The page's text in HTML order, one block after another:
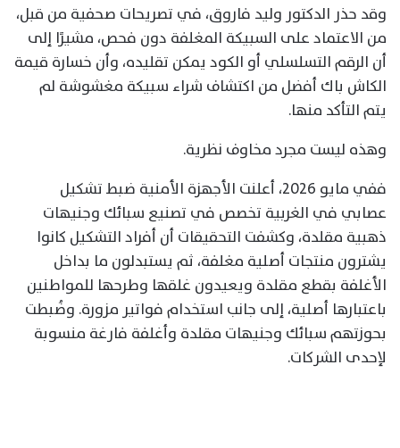
وقد حذر الدكتور وليد فاروق، في تصريحات صحفية من قبل،
من الاعتماد على السبيكة المغلفة دون فحص، مشيرًا إلى
أن الرقم التسلسلي أو الكود يمكن تقليده، وأن خسارة قيمة
الكاش باك أفضل من اكتشاف شراء سبيكة مغشوشة لم
يتم التأكد منها.
وهذه ليست مجرد مخاوف نظرية.
ففي مايو 2026، أعلنت الأجهزة الأمنية ضبط تشكيل
عصابي في الغربية تخصص في تصنيع سبائك وجنيهات
ذهبية مقلدة، وكشفت التحقيقات أن أفراد التشكيل كانوا
يشترون منتجات أصلية مغلفة، ثم يستبدلون ما بداخل
الأغلفة بقطع مقلدة ويعيدون غلقها وطرحها للمواطنين
باعتبارها أصلية، إلى جانب استخدام فواتير مزورة. وضُبطت
بحوزتهم سبائك وجنيهات مقلدة وأغلفة فارغة منسوبة
لإحدى الشركات.